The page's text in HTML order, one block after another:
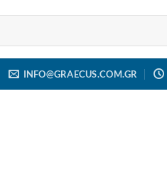
INFO@GRAECUS.COM.GR